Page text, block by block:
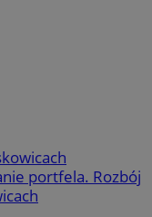
portfela. Rozbój